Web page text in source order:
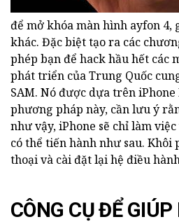
để mở khóa màn hình ayfon 4,
khác. Đặc biệt tạo ra các
phép bạn để hack hầu hết các
phát triển của Trung Quốc
SAM. Nó được dựa trên iPhone
phương pháp này, cần lưu ý
như vậy, iPhone sẽ chỉ làm
có thể tiến hành như sau. Khôi
thoại và cài đặt lại hệ điều
CÔNG CỤ ĐỂ GIÚP